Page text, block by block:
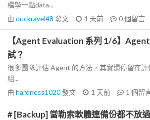
檔學一點data...
由 duckravel48 發文 1 天前 0個留言
【Agent Evaluation 系列 1/6】
試？
很多團隊評估 Agent 的方法，其實還停留在
組...
由 hardness1020發文 1 天前 1 個留
# [Backup] 當勒索軟體連備份都不放